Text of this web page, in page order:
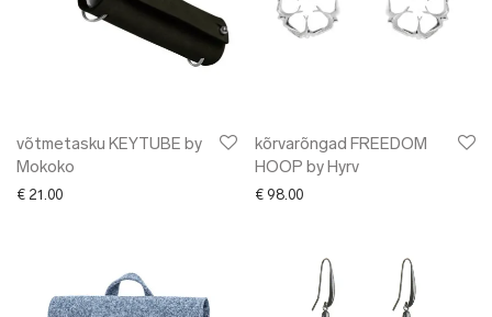
võtmetasku KEYTUBE by
Mokoko
€ 21.00
kõrvarõngad FREEDOM
HOOP by Hyrv
€ 98.00